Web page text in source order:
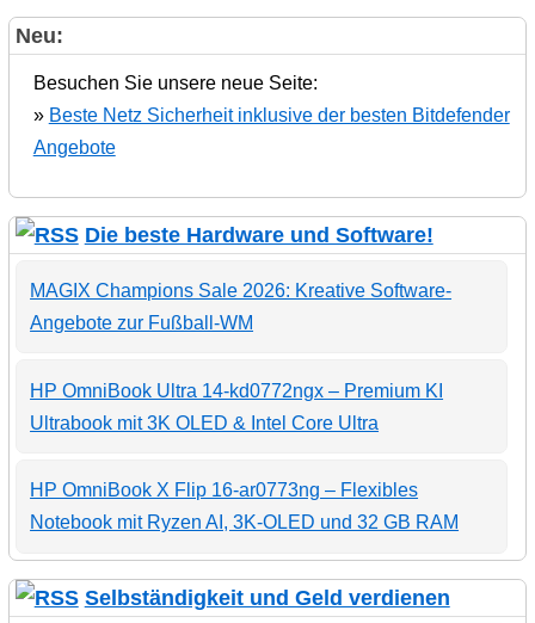
Neu:
Besuchen Sie unsere neue Seite:
» Beste Netz Sicherheit inklusive der besten Bitdefender
Angebote
Die beste Hardware und Software!
MAGIX Champions Sale 2026: Kreative Software-
Angebote zur Fußball-WM
HP OmniBook Ultra 14-kd0772ngx – Premium KI
Ultrabook mit 3K OLED & Intel Core Ultra
HP OmniBook X Flip 16-ar0773ng – Flexibles
Notebook mit Ryzen AI, 3K-OLED und 32 GB RAM
Selbständigkeit und Geld verdienen